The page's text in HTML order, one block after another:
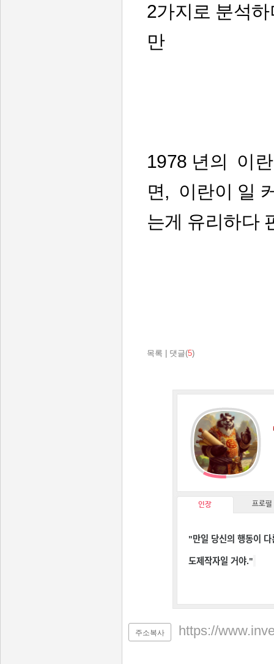
2가지로 분석
만
1978 년의 이
면, 이란이 일
는게 유리하다
목록 댓글(5)
인장 프로필
"만일 당신의 행동이
도제작자일 거야."
주소복사 https://